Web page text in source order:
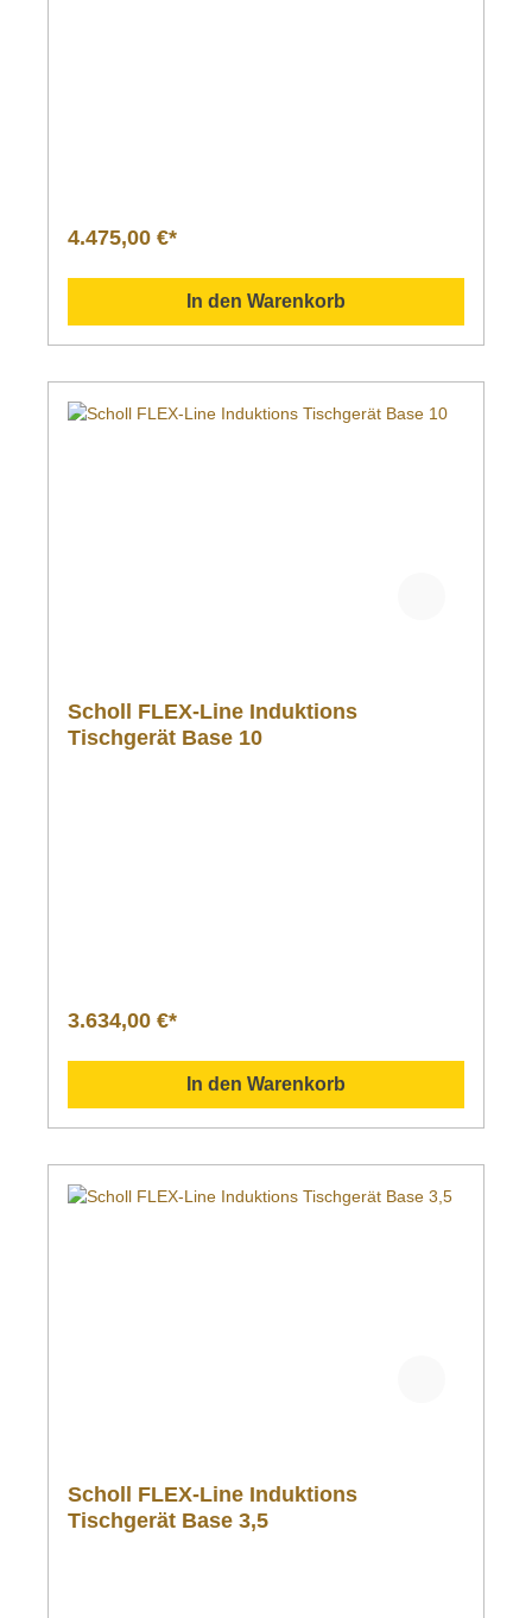
4.475,00 €*
In den Warenkorb
Scholl FLEX-Line Induktions
Tischgerät Base 10
3.634,00 €*
In den Warenkorb
Scholl FLEX-Line Induktions
Tischgerät Base 3,5